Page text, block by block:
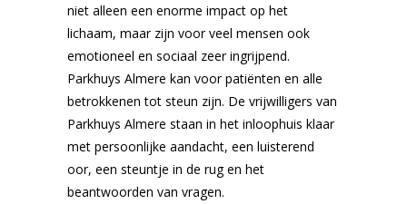
niet alleen een enorme impact op het
lichaam, maar zijn voor veel mensen ook
emotioneel en sociaal zeer ingrijpend.
Parkhuys Almere kan voor patiënten en alle
betrokkenen tot steun zijn. De vrijwilligers van
Parkhuys Almere staan in het inloophuis klaar
met persoonlijke aandacht, een luisterend
oor, een steuntje in de rug en het
beantwoorden van vragen.